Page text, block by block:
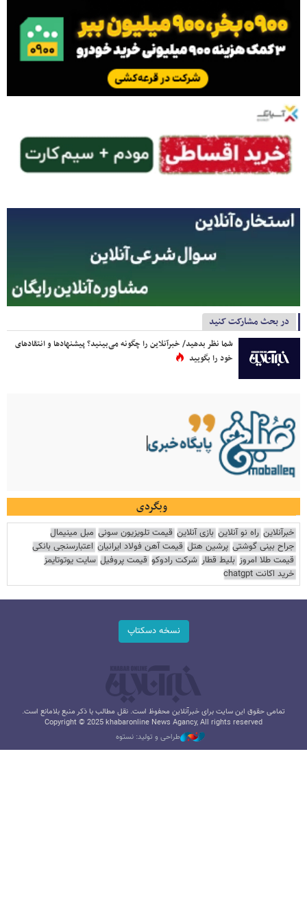
در بحث مشارکت کنید
شما نظر بدهید/ خبرآنلاین را چگونه می‌بینید؟ پیشنهادها و انتقادهای
خود را بگویید
وبگردی
خبرآنلاین راه نو آنلاین بازی آنلاین قیمت تلویزیون سونی مبل مینیمال
جراح بینی گوشتی پرشین هتل قیمت آهن فولاد ایرانیان اعتبارسنجی بانکی
قیمت طلا امروز بلیط قطار شرکت رادوکو قیمت پروفیل سایت یوتوتایمز
خرید اکانت chatgpt
نسخه دسکتاپ
تمامی حقوق این سایت برای خبرآنلاین محفوظ است. نقل مطالب با ذکر منبع بلامانع است.
Copyright © 2025 khabaronline News Agancy, All rights reserved
طراحی و تولید: نستوه